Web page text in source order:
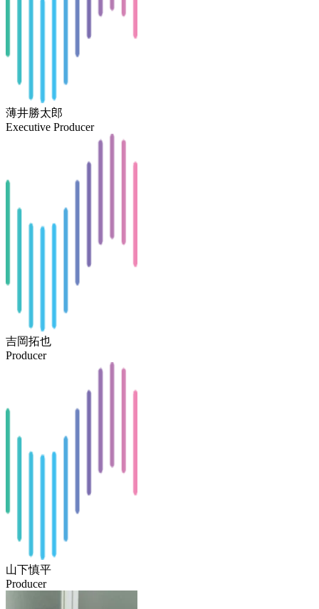
薄井勝太郎
Executive Producer
吉岡拓也
Producer
山下慎平
Producer